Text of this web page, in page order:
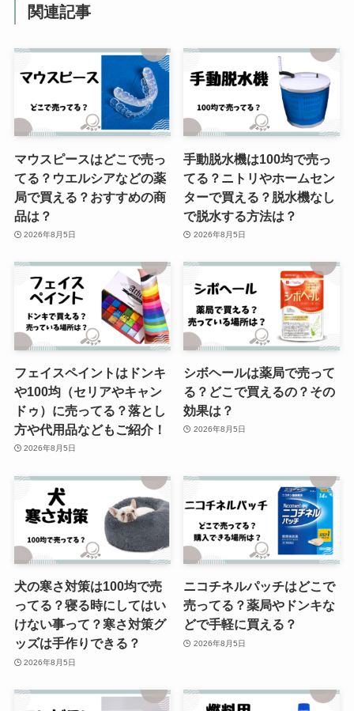
ニベアの限定缶はどこで買える？
マツキヨに売ってる？2024年版は
どんなの？
タトゥーシールが売ってる場所
は？ダイソーやドンキなどで買え
る？
で買える？コンビニでも売って
る？値段は？
てる？コストコやカルディで買え
る？
関連記事
マウスピースはどこで売っ
てる？ウエルシアなどの薬
局で買える？おすすめの商
品は？
2026年8月5日
手動脱水機は100均で売っ
てる？ニトリやホームセン
ターで買える？脱水機なし
で脱水する方法は？
2026年8月5日
フェイスペイントはドンキ
や100均（セリアやキャン
ドゥ）に売ってる？落とし
方や代用品などもご紹介！
2026年8月5日
シボヘールは薬局で売って
る？どこで買えるの？その
効果は？
2026年8月5日
犬の寒さ対策は100均で売
ってる？寝る時にしてはい
けない事って？寒さ対策グ
ッズは手作りできる？
2026年8月5日
ニコチネルパッチはどこで
売ってる？薬局やドンキな
どで手軽に買える？
2026年8月5日